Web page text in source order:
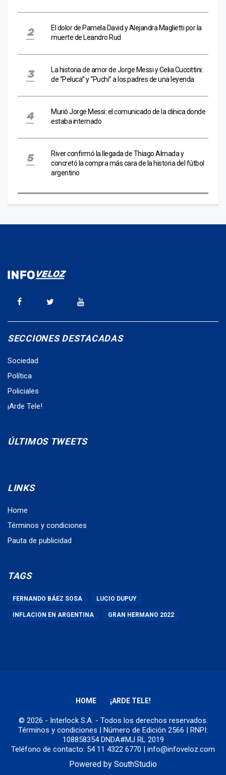
El dolor de Pamela David y Alejandra Maglietti por la
muerte de Leandro Rud
La historia de amor de Jorge Messi y Celia Cuccittini:
de “Peluca” y “Puchi” a los padres de una leyenda
Murió Jorge Messi: el comunicado de la clínica donde
estaba internado
River confirmó la llegada de Thiago Almada y
concretó la compra más cara de la historia del fútbol
argentino
SECCIONES DESTACADAS
Sociedad
Política
Policiales
¡Arde Tele!
ÚLTIMOS TWEETS
LINKS
Home
Términos y condiciones
Pauta de publicidad
TAGS
FERNANDO BÁEZ SOSA LUCIO DUPUY
INFLACION EN ARGENTINA GRAN HERMANO 2022
HOME ¡ARDE TELE!
© 2026 - Interlock S.A. - Todos los derechos reservados.
Términos y condiciones | Número de Edición 2566 | RNPI:
108858354 DNDA#MJ RL 2019
Teléfono de contacto: 54 11 4322 6770 | info@infoveloz.com
Powered by SouthStudio